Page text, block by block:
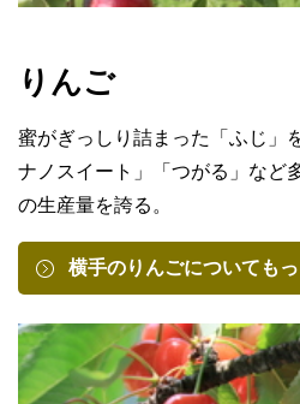
りんご
蜜がぎっしり詰まった「ふじ」
ナノスイート」「つがる」など
の生産量を誇る。
横手のりんごについても